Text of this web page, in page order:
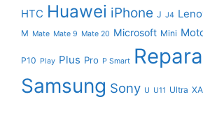
HTC Huawei iPhone J J4
M Mate Mate 9 Mate 20 Microsoft Mini
P10 Play Plus Pro P Smart
Samsung Sony U U11 Ultra